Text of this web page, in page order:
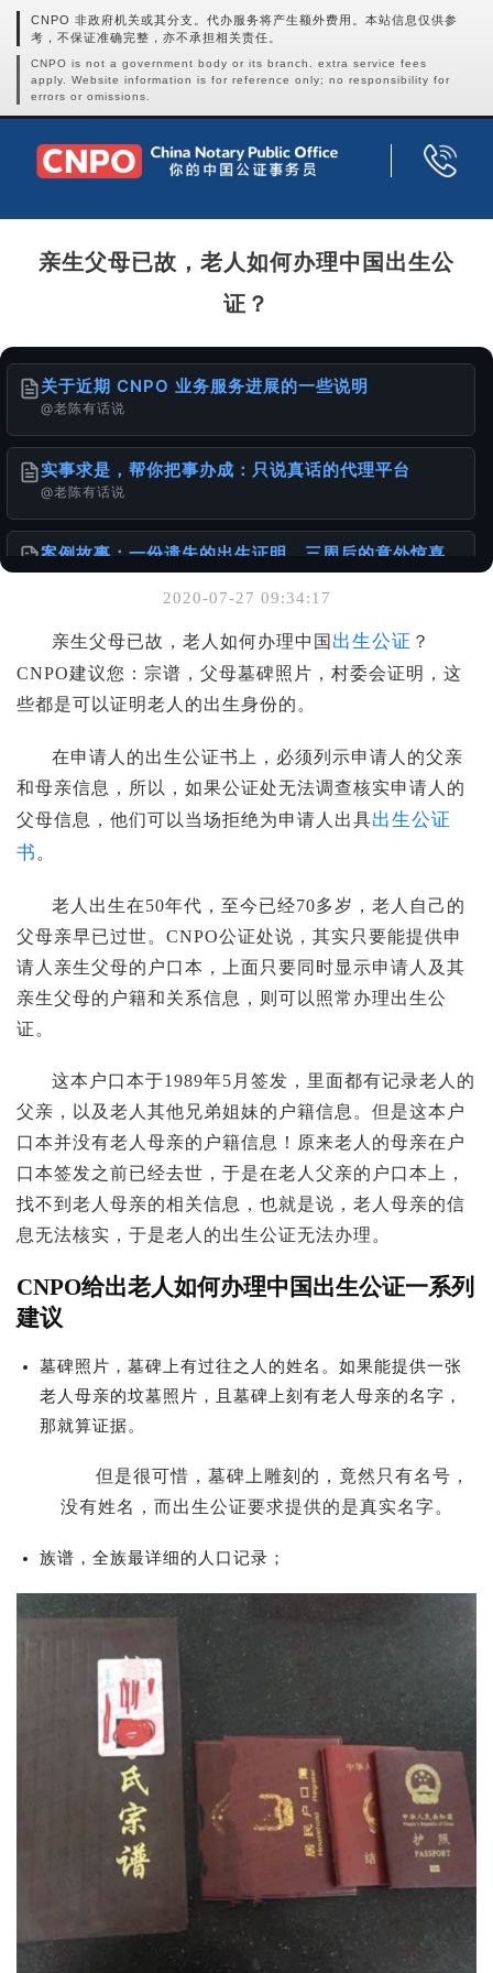
CNPO 非政府机关或其分支。代办服务将产生额外费用。本站信息仅供参
考，不保证准确完整，亦不承担相关责任。
CNPO is not a government body or its branch. extra service fees
apply. Website information is for reference only; no responsibility for
errors or omissions.
亲生父母已故，老人如何办理中国出生公
证？
关于近期 CNPO 业务服务进展的一些说明
@老陈有话说
实事求是，帮你把事办成：只说真话的代理平台
@老陈有话说
案例故事：一份遗失的出生证明，三周后的意外惊喜
@老陈有话说
请珍惜和妥善保存自己的重要材料
@老陈有话说
一张单程证，从赴港到移民的故事
@老陈有话说
@老陈有话说
2020-07-27 09:34:17
亲生父母已故，老人如何办理中国 出生公证 ？
CNPO建议您：宗谱，父母墓碑照片，村委会证明，这
些都是可以证明老人的出生身份的。
在申请人的出生公证书上，必须列示申请人的父亲
和母亲信息，所以，如果公证处无法调查核实申请人的
父母信息，他们可以当场拒绝为申请人出具出生公证
书 。
老人出生在50年代，至今已经70多岁，老人自己的
父母亲早已过世。CNPO公证处说，其实只要能提供申
请人亲生父母的户口本，上面只要同时显示申请人及其
亲生父母的户籍和关系信息，则可以照常办理出生公
证。
这本户口本于1989年5月签发，里面都有记录老人的
父亲，以及老人其他兄弟姐妹的户籍信息。但是这本户
口本并没有老人母亲的户籍信息！原来老人的母亲在户
口本签发之前已经去世，于是在老人父亲的户口本上，
找不到老人母亲的相关信息，也就是说，老人母亲的信
息无法核实，于是老人的出生公证无法办理。
CNPO给出老人如何办理中国出生公证一系列
建议
墓碑照片，墓碑上有过往之人的姓名。如果能提供一张
老人母亲的坟墓照片，且墓碑上刻有老人母亲的名字，
那就算证据。
但是很可惜，墓碑上雕刻的，竟然只有名号，
没有姓名，而出生公证要求提供的是真实名字。
族谱，全族最详细的人口记录；